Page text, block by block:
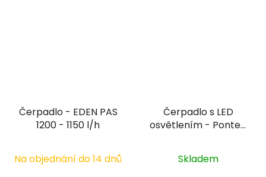
Čerpadlo - EDEN PAS
1200 - 1150 l/h
Na objednání do 14 dnů
Čerpadlo s LED
osvětlením - Pontec
Skladem